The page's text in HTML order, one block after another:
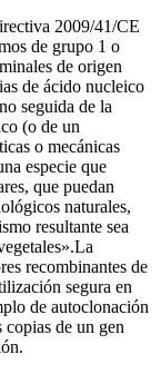
2009/41/CE
de grupo 1 o
de origen
de ácido nucleico
seguida de la
(o de un
o mecánicas
especie que
que puedan
naturales,
resultante sea
recombinantes de
segura en
de autoclonación
de un gen